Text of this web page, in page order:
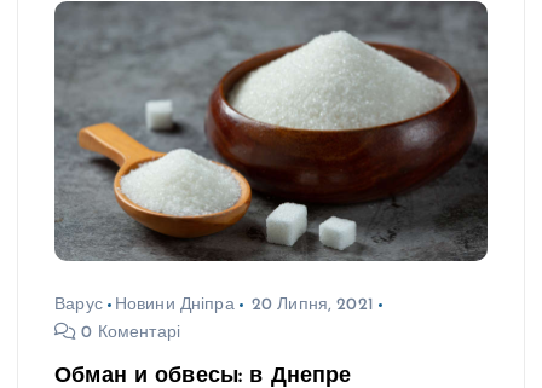
Варус Новини Дніпра
20 Липня, 2021
0 Коментарі
Обман и обвесы: в Днепре